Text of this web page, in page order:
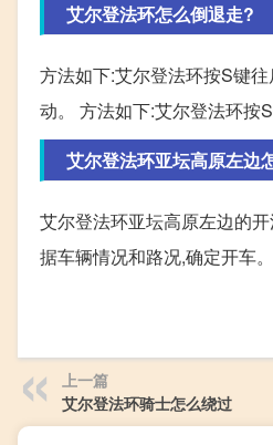
艾尔登法环怎么倒退走?
方法如下:艾尔登法环按S键
动。 方法如下:艾尔登法环按S
艾尔登法环亚坛高原左边
艾尔登法环亚坛高原左边的
据车辆情况和路况,确定开车。
上一篇
艾尔登法环骑士怎么绕过